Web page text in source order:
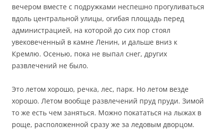
вечером вместе с подружками неспешно прогуливаться
вдоль центральной улицы, огибая площадь перед
администрацией, на которой до сих пор стоял
увековеченный в камне Ленин, и дальше вниз к
Кремлю. Осенью, пока не выпал снег, других
развлечений не было.
Это летом хорошо, речка, лес, парк. Но летом везде
хорошо. Летом вообще развлечений пруд пруди. Зимой
то же есть чем заняться. Можно покататься на лыжах в
роще, расположенной сразу же за ледовым дворцом.